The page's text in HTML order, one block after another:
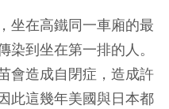
坐在高鐵同一車廂的最
到坐在第一排的人。
會造成自閉症，造成許
此這幾年美國與日本都